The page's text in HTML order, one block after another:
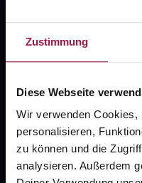
Zustimmung
Diese Webseite
Wir verwenden Cookies,
personalisieren,
zu können und die
analysieren. Außerdem
gesund-versorger.de
Sanitätshäuser
Datenschutz
AGB
Impressum